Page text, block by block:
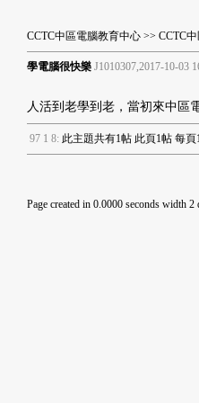
CCTC中區電腦教育中心 >> CCTC
學電腦很快樂 J1010307,2017-10-03
人活到老學到老，當初來中區
97 1 8: 此主題共有1帖 此頁1帖 每頁
Page created in 0.0000 seconds width 2